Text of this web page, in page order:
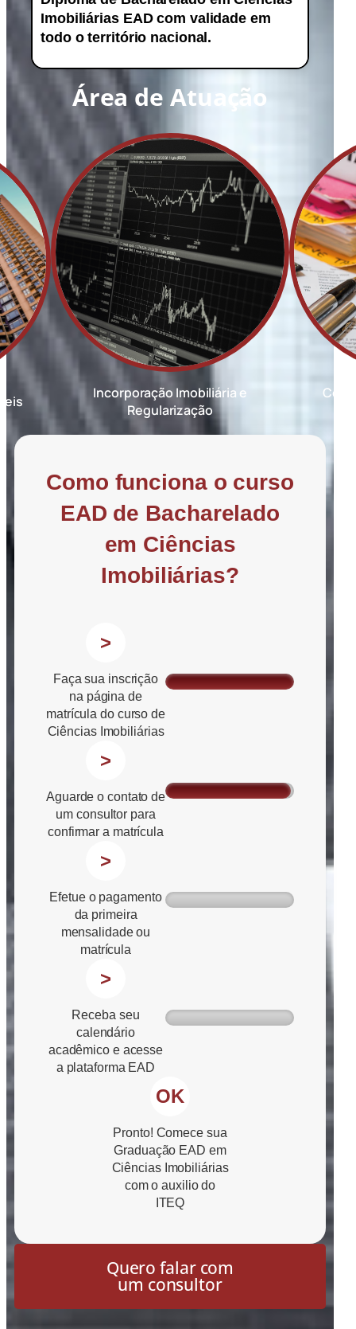
Imobiliárias EAD com validade em
todo o território nacional.
Área de Atuação
Incorporação Imobiliária e
Regularização
Como funciona o curso
EAD de Bacharelado
em Ciências
Imobiliárias?
>
Faça sua inscrição
na página de
matrícula do curso de
Ciências Imobiliárias
>
Aguarde o contato de
um consultor para
confirmar a matrícula
>
Efetue o pagamento
da primeira
mensalidade ou
matrícula
>
Receba seu
calendário
acadêmico e acesse
a plataforma EAD
OK
Pronto! Comece sua
Graduação EAD em
Ciências Imobiliárias
com o auxilio do
ITEQ
Quero falar com
um consultor